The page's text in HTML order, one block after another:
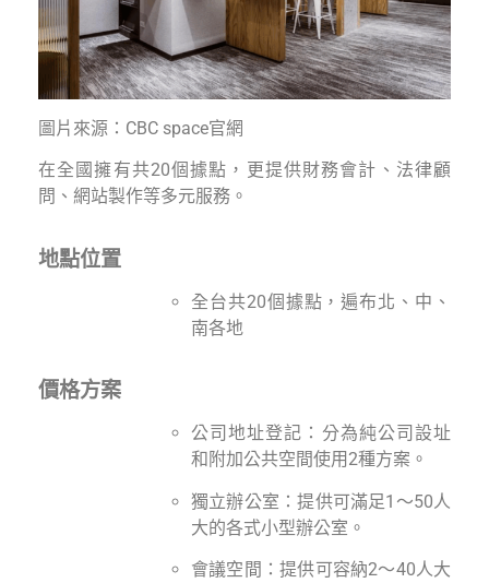
圖片來源：CBC space官網
在全國擁有共20個據點，更提供財務會計、法律顧
問、網站製作等多元服務。
地點位置
全台共20個據點，遍布北、中、
南各地
價格方案
公司地址登記：分為純公司設址
和附加公共空間使用2種方案。
獨立辦公室：提供可滿足1～50人
大的各式小型辦公室。
會議空間：提供可容納2～40人大